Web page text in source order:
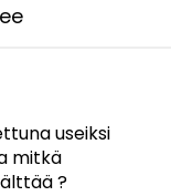
useiksi
mitkä
?